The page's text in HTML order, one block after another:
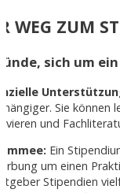
WEG ZUM
sich um
Sie können
und
Ein
um einen
Stipendien